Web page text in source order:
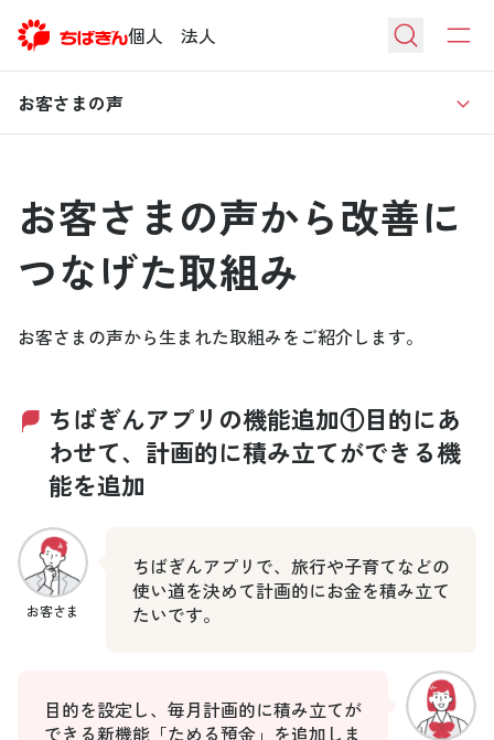
個人 法人
お客さまの声
お客さまの声から改善に
つなげた取組み
お客さまの声から生まれた取組みをご紹介します。
ちばぎんアプリの機能追加①目的にあ
わせて、計画的に積み立てができる機
能を追加
お客さま
ちばぎんアプリで、旅行や子育てなどの
使い道を決めて計画的にお金を積み立て
たいです。
目的を設定し、毎月計画的に積み立てが
できる新機能「ためる預金」を追加しま